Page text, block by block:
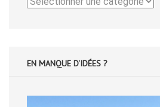
EN MANQUE D'IDÉES ?